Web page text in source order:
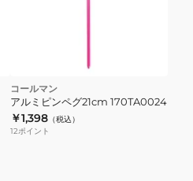
コールマン
アルミピンペグ21cm 170TA0024
￥1,398 （税込）
12ポイント